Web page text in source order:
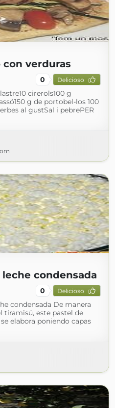
verduras
0 Delicioso
cirerols100 g
g de portobel-los 100
al gustSal i pebrePER
condensada
0 Delicioso
condensada De manera
tiramisú, este pastel de
elabora poniendo capas